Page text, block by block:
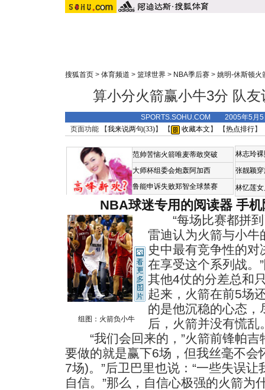
搜狐首页 > 体育频道 > 篮球世界 > NBA季后赛 > 姚明-休斯顿火
算小分火箭赢小牛3分 队
SPORTS.SOHU.COM 2005年5月
页面功能 【我来说两句(33)】 【 收藏本文 】 【热点排行】
范帅苦恼火箭唯麦蒂敢突破
大师杯组委会炮轰阿加西
鲁能申诉失败郑智全球禁赛
林志玲
张靓颖
林忆莲
NBA球迷专用的阅读器 手
组图：火箭负小牛
“每场比赛都拼到
雷迪认为火箭与小牛
史中最有竞争性的对
在享受这个系列战。
其他4仗的分差总和
起来，火箭在前5场
的是他沉稳的心态
后，火箭并没有慌乱
“我们会回来的，”火箭前锋帕吉
要做的就是赢下6场，但我丝毫不会
7场)。”后卫巴里也说：“一些失误
自信。”那么，自信心极强的火箭为